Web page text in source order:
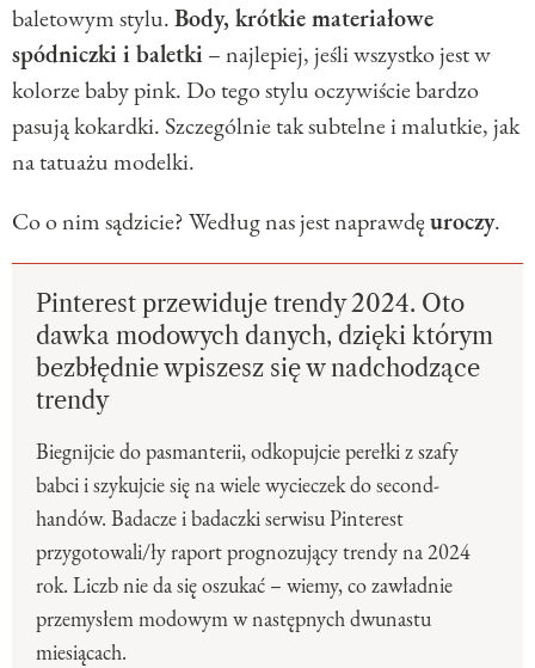
baletowym stylu.Body, krótkie materiałowe
spódniczki i baletki – najlepiej, jeśli wszystko jest w
kolorze baby pink. Do tego stylu oczywiście bardzo
pasują kokardki. Szczególnie tak subtelne i malutkie, jak
na tatuażu modelki.
Co o nim sądzicie? Według nas jest naprawdęuroczy.
Pinterest przewiduje trendy 2024. Oto
dawka modowych danych, dzięki którym
bezbłędnie wpiszesz się w nadchodzące
trendy
Biegnijcie do pasmanterii, odkopujcie perełki z szafy
babci i szykujcie się na wiele wycieczek do second-
handów. Badacze i badaczki serwisu Pinterest
przygotowali/ły raport prognozujący trendy na 2024
rok. Liczb nie da się oszukać – wiemy, co zawładnie
przemysłem modowym w następnych dwunastu
miesiącach.